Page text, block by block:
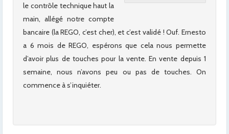
le contrôle technique haut la
main, allégé notre compte
bancaire (la REGO, c’est cher), et c’est validé ! Ouf. Ernesto
a 6 mois de REGO, espérons que cela nous permette
d’avoir plus de touches pour la vente. En vente depuis 1
semaine, nous n’avons peu ou pas de touches. On
commence à s’inquiéter.